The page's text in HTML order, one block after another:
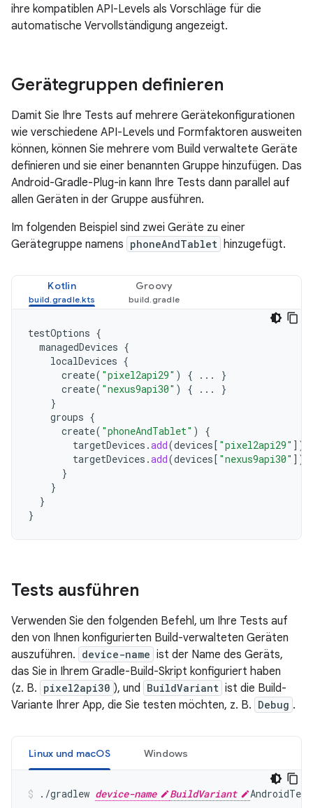
ihre kompatiblen API-Levels als Vorschläge für die
automatische Vervollständigung angezeigt.
Gerätegruppen definieren
Damit Sie Ihre Tests auf mehrere Gerätekonfigurationen
wie verschiedene API-Levels und Formfaktoren ausweiten
können, können Sie mehrere vom Build verwaltete Geräte
definieren und sie einer benannten Gruppe hinzufügen. Das
Android-Gradle-Plug-in kann Ihre Tests dann parallel auf
allen Geräten in der Gruppe ausführen.
Im folgenden Beispiel sind zwei Geräte zu einer
Gerätegruppe namens phoneAndTablet hinzugefügt.
Kotlin Groovy
testOptions {
managedDevices {
localDevices {
create( "pixel2api29" ) { ...
}
create( "nexus9api30" ) { ...
}
}
groups {
create( "phoneAndTablet" )
{
targetDevices .add(devices[ "pixel2api29" ] )
targetDevices .add(devices[ "nexus9api30" ] )
}
}
}
}
Tests ausführen
Verwenden Sie den folgenden Befehl, um Ihre Tests auf
den von Ihnen konfigurierten Build-verwalteten Geräten
auszuführen. device-name ist der Name des Geräts,
das Sie in Ihrem Gradle-Build-Skript konfiguriert haben
(z. B. pixel2api30 ), und BuildVariant ist die Build-
Variante Ihrer App, die Sie testen möchten, z. B. Debug .
Linux und macOS Windows
./gradlew device-name BuildVariant